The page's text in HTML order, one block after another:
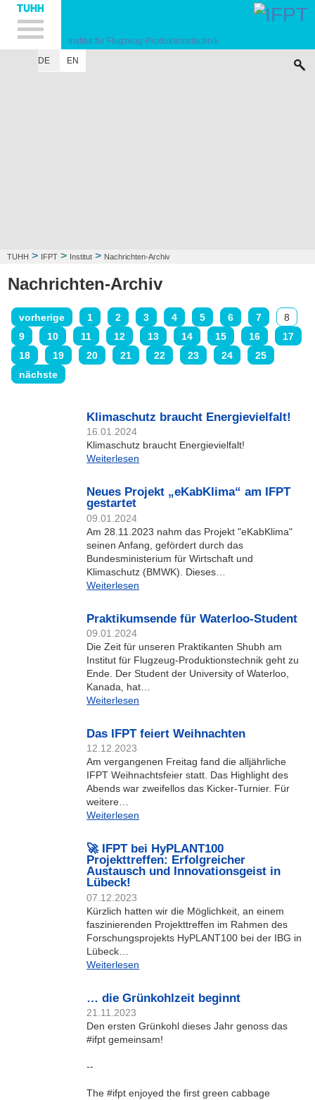
Hauptnavigation
Unternavigation
Inhalt
Suche
Institut für Flugzeug-Produktionstechnik
DE
EN
TUHH > IFPT > Institut > Nachrichten-Archiv
Nachrichten-Archiv
vorherige 1 2 3 4 5 6 7
8
9
10 11 12 13 14 15 16
17
18
19 20 21 22 23 24
25
nächste
Klimaschutz braucht Energievielfalt!
16.01.2024
Klimaschutz braucht Energievielfalt!
Weiterlesen
Neues Projekt „eKabKlima“ am IFPT
gestartet
09.01.2024
Am 28.11.2023 nahm das Projekt "eKabKlima"
seinen Anfang, gefördert durch das
Bundesministerium für Wirtschaft und
Klimaschutz (BMWK). Dieses…
Weiterlesen
Praktikumsende für Waterloo-Student
09.01.2024
Die Zeit für unseren Praktikanten Shubh am
Institut für Flugzeug-Produktionstechnik geht zu
Ende. Der Student der University of Waterloo,
Kanada, hat…
Weiterlesen
Das IFPT feiert Weihnachten
12.12.2023
Am vergangenen Freitag fand die alljährliche
IFPT Weihnachtsfeier statt. Das Highlight des
Abends war zweifellos das Kicker-Turnier. Für
weitere…
Weiterlesen
🚀 IFPT bei HyPLANT100
Projekttreffen: Erfolgreicher
Austausch und Innovationsgeist in
Lübeck!
07.12.2023
Kürzlich hatten wir die Möglichkeit, an einem
faszinierenden Projekttreffen im Rahmen des
Forschungsprojekts HyPLANT100 bei der IBG in
Lübeck…
Weiterlesen
… die Grünkohlzeit beginnt
21.11.2023
Den ersten Grünkohl dieses Jahr genoss das
#ifpt gemeinsam!
--
The #ifpt enjoyed the first green cabbage